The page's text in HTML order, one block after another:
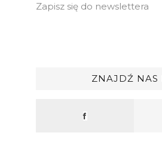
Zapisz się do newslettera
ZNAJDŹ NAS